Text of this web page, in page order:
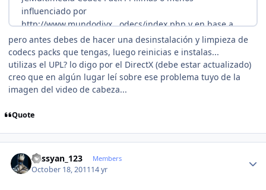
pero antes debes de hacer una desinstalación y limpieza de
codecs packs que tengas, luego reinicias e instalas...
utilizas el UPL? lo digo por el DirectX (debe estar actualizado)
creo que en algún lugar leí sobre ese problema tuyo de la
imagen del video de cabeza...
Quote
kassyan_123 Members
October 18, 201114 yr